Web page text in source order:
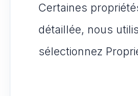
Certaines
détaillée, nous
sélectionnez